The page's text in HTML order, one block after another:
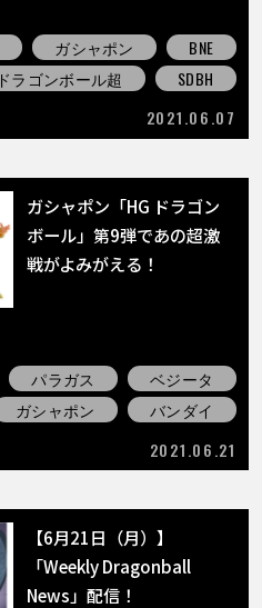
ガシャポン
BNE
ドラゴンボール超
SDBH
2021.06.07
ガシャポン「HG ドラゴン
ボール」第9弾であの超激
戦がよみがえる！
パラガス
ベジータ
ガシャポン
バンダイ
2021.06.21
【6月21日（月）】
「Weekly Dragonball
News」配信！